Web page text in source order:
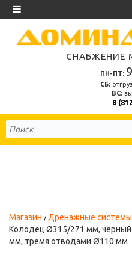
СНАБЖЕНИЕ
ПН-ПТ: 9
СБ:
ВС:
8
Магазин Дренажные системы
Колодец Ø315/271 мм,
мм, тремя отводами Ø110 мм